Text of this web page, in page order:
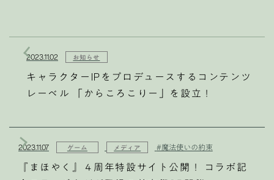
2023.11.02 お知らせ
キャラクターIPをプロデュースするコンテンツ
レーベル 「からころこりー」を設立！
2023.11.07 ゲーム メディア #魔法使いの約束
『まほやく』４周年特設サイト公開！ コラボ記